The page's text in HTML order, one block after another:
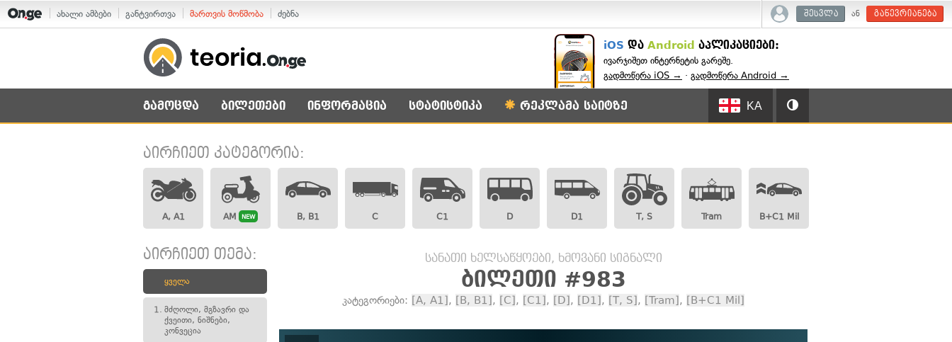
ახალი ამბები განტვირთვა მართვის მოწმობა ძებნა შესვლა ან გაწევრიანება
iOS და Android აპლიკაციები:
ივარჯიშეთ ინტერნეტის გარეშე.
გადმოწერა iOS → · გადმოწერა Android →
გამოცდა ბილეთები ინფორმაცია სტატისტიკა რეკლამა საიტზე KA
აირჩიეთ კატეგორია:
A, A1 AM NEW B, B1 C C1 D D1 T, S Tram B+C1 Mil
აირჩიეთ თემა:
ყველა
1. მძღოლი, მგზავრი და
ქვეითი, ნიშნები,
კონვეცია
სანათი ხელსაწყოები, ხმოვანი სიგნალი
ბილეთი #983
კატეგორიები: [A, A1], [B, B1], [C], [C1], [D], [D1], [T, S], [Tram], [B+C1 Mil]